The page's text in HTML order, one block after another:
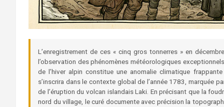
L’enregistrement de ces « cinq gros tonnerres » en
l’observation des phénomènes météorologiques
de l’hiver alpin constitue une anomalie climatique
s’inscrira dans le contexte global de l’année 1783, marquée
de l’éruption du volcan islandais Laki. En précisant que la
nord du village, le curé documente avec précision la